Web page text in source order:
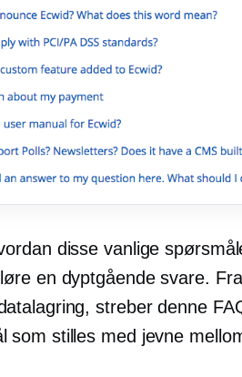
disse vanlige
en dyptgåendesvare.
streber denne
som stilles med jevne